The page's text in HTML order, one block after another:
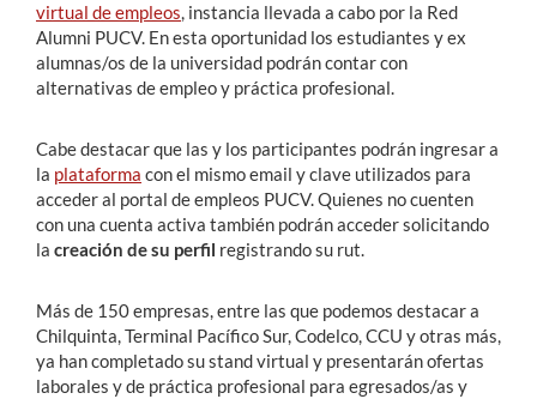
virtual de empleos, instancia llevada a cabo por la Red
Alumni PUCV. En esta oportunidad los estudiantes y ex
alumnas/os de la universidad podrán contar con
alternativas de empleo y práctica profesional.
Cabe destacar que las y los participantes podrán ingresar a
la plataforma con el mismo email y clave utilizados para
acceder al portal de empleos PUCV. Quienes no cuenten
con una cuenta activa también podrán acceder solicitando
la creación de su perfil registrando su rut.
Más de 150 empresas, entre las que podemos destacar a
Chilquinta, Terminal Pacífico Sur, Codelco, CCU y otras más,
ya han completado su stand virtual y presentarán ofertas
laborales y de práctica profesional para egresados/as y